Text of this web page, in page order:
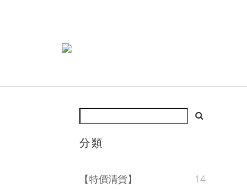
分類
【特價清貨】
14